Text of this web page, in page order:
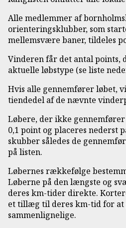
Alle medlemmer af
orienteringsklubber, som
mellemsvære baner, tildeles
Vinderen får det antal
aktuelle løbstype (se liste
Hvis alle gennemfører løbet,
tiendedel af de nævnte
Løbere, der ikke
0,1 point og placeres nederst
skubber således de
på listen.
Løbernes rækkefølge
Løberne på den længste og
deres km-tider direkte.
et tillæg til deres km-tid for
sammenlignelige.